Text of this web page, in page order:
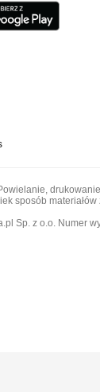
sposób materiałów
Sp. z o.o. Numer